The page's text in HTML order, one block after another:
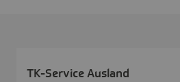
TK-Service Ausland